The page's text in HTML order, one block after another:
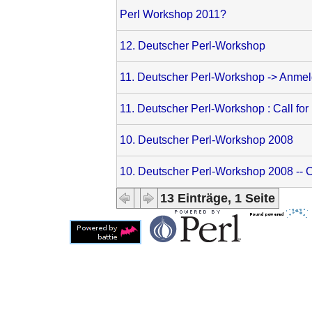
Perl Workshop 2011?
12. Deutscher Perl-Workshop
11. Deutscher Perl-Workshop ->
11. Deutscher Perl-Workshop : Call for
10. Deutscher Perl-Workshop 2008
10. Deutscher Perl-Workshop 2008 --
13 Einträge, 1 Seite